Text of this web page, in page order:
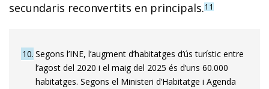
secundaris reconvertits en principals.11
10 Segons l’INE, l’augment d’habitatges d’ús turístic entre
l’agost del 2020 i el maig del 2025 és d’uns 60.000
habitatges. Segons el Ministeri d’Habitatge i Agenda